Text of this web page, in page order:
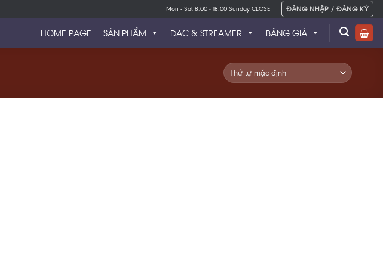
Mon - Sat 8.00 - 18.00 Sunday CLOSE ĐĂNG NHẬP / ĐĂNG KÝ
HOME PAGE SẢN PHẨM BẢNG GIÁ
DAC & STREAMER